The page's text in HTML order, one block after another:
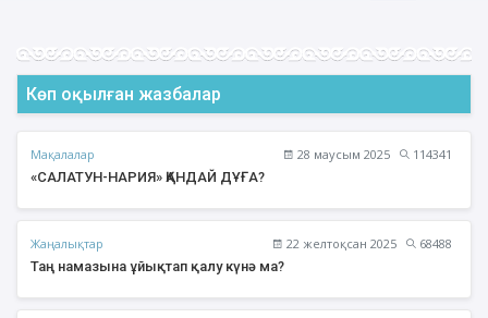
Көп оқылған жазбалар
Мақалалар 28 маусым 2025
114341
«САЛАТУН-НАРИЯ» ҚАНДАЙ ДҰҒА?
Жаңалықтар 22 желтоқсан 2025
68488
Таң намазына ұйықтап қалу күнә ма?